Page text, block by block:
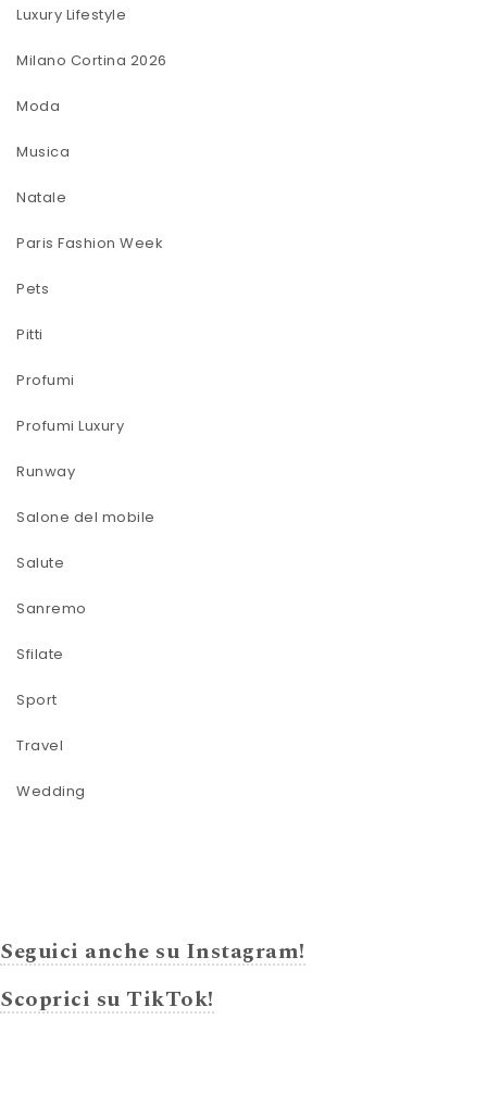
Luxury Lifestyle
Milano Cortina 2026
Moda
Musica
Natale
Paris Fashion Week
Pets
Pitti
Profumi
Profumi Luxury
Runway
Salone del mobile
Salute
Sanremo
Sfilate
Sport
Travel
Wedding
Seguici anche su Instagram!
Scoprici su TikTok!